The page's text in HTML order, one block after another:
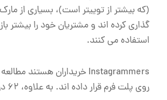
(که بیشتر از توییتر است)، بسیاری از
استفاده می کنند.
روی پلت فرم قرار داده اند. به علاوه، ۶۲ درصد از کاربران یک نام تجاری را فقط به خاطر آنکه دوست دارند!